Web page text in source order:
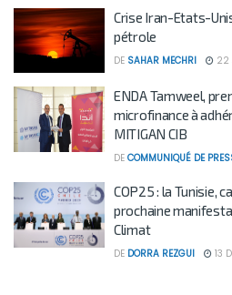
Crise Iran-Etats-
pétrole
DE SAHAR MECHRI 22
ENDA Tamweel,
microfinance à
MITIGAN CIB
DE COMMUNIQUÉ DE
COP25 : la Tunisie,
prochaine
Climat
DE DORRA REZGUI 13